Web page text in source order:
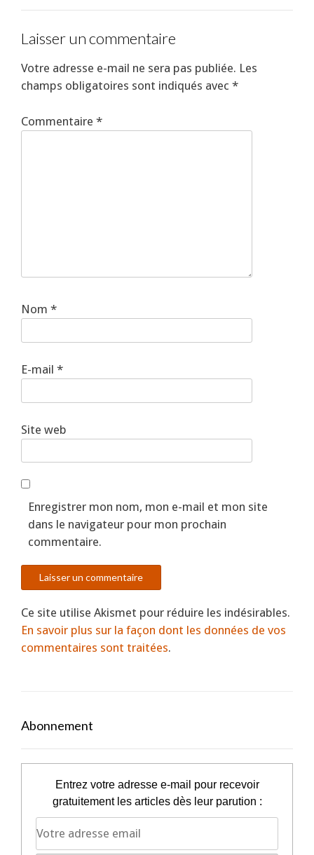
Laisser un commentaire
Votre adresse e-mail ne sera pas publiée. Les
champs obligatoires sont indiqués avec *
Commentaire *
Nom *
E-mail *
Site web
Enregistrer mon nom, mon e-mail et mon site
dans le navigateur pour mon prochain
commentaire.
Ce site utilise Akismet pour réduire les indésirables.
En savoir plus sur la façon dont les données de vos
commentaires sont traitées.
Abonnement
Entrez votre adresse e-mail pour recevoir
gratuitement les articles dès leur parution :